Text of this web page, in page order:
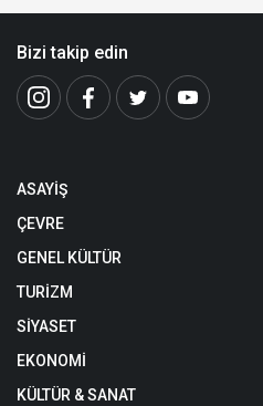
Bizi takip edin
ASAYİŞ
ÇEVRE
GENEL KÜLTÜR
TURİZM
SİYASET
EKONOMİ
KÜLTÜR & SANAT